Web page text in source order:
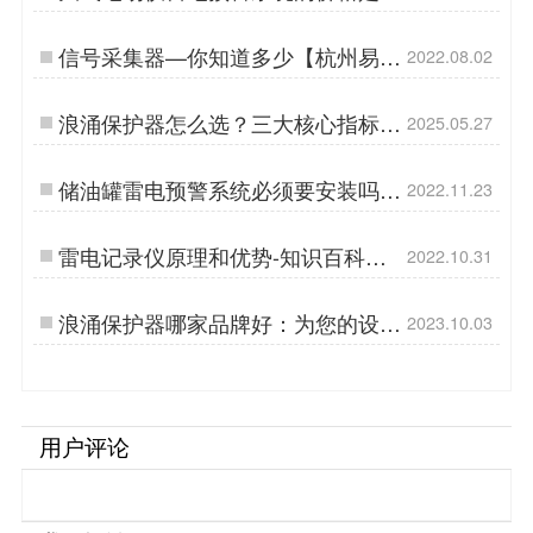
少？知道这2点不吃亏！【易造防
雷】…
信号采集器—你知道多少【杭州易
造】…
2022.08.02
浪涌保护器怎么选？三大核心指标
+三大实战策略助您精准选型-易造…
2025.05.27
储油罐雷电预警系统必须要安装吗？
【易造防雷】…
2022.11.23
雷电记录仪原理和优势-知识百科
【易造防雷】…
2022.10.31
浪涌保护器哪家品牌好：为您的设备
提供最佳保护-易造防雷…
2023.10.03
用户评论